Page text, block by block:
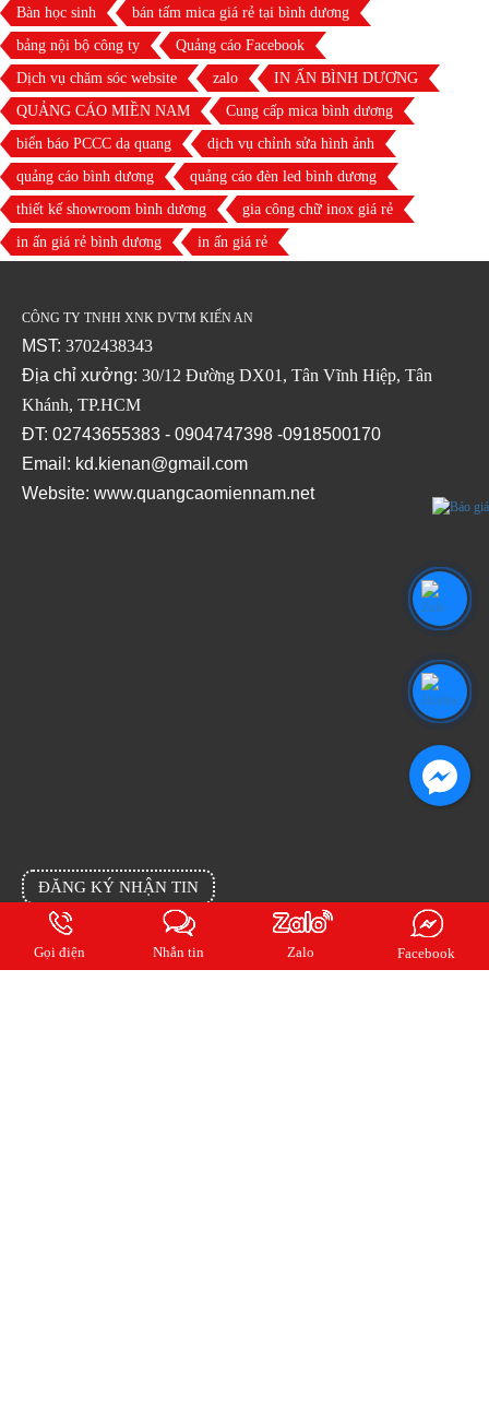
Bàn học sinh
bán tấm mica giá rẻ tại bình dương
bảng nội bộ công ty
Quảng cáo Facebook
Dịch vụ chăm sóc website
zalo
IN ẤN BÌNH DƯƠNG
QUẢNG CÁO MIỀN NAM
Cung cấp mica bình dương
biển báo PCCC dạ quang
dịch vụ chỉnh sửa hình ảnh
quảng cáo bình dương
quảng cáo đèn led bình dương
thiết kế showroom bình dương
gia công chữ inox giá rẻ
in ấn giá rẻ bình dương
in ấn giá rẻ
CÔNG TY TNHH XNK DVTM KIẾN AN
MST: 3702438343
Địa chỉ xưởng: 30/12 Đường DX01, Tân Vĩnh Hiệp, Tân
Khánh, TP.HCM
ĐT: 02743655383 - 0904747398 -0918500170
Email: kd.kienan@gmail.com
Website: www.quangcaomiennam.net
ĐĂNG KÝ NHẬN TIN
Đăng ký email của bạn cho chúng tôi để cập nhật tin mới nhất từng ngày
Gọi điện Nhắn tin Zalo Facebook